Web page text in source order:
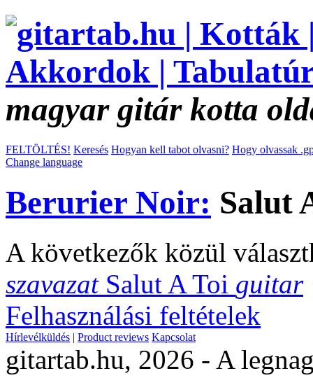
magyar gitár kotta
FELTÖLTÉS! Keresés Hogyan kell tabot olvasni? Hogy olvassak
Change language
Berurier Noir: Salut
A következők közül
szavazat Salut A Toi guitar
Felhasználási feltételek
Hírlevélküldés | Product reviews Kapcsolat
gitartab.hu, 2026 - A